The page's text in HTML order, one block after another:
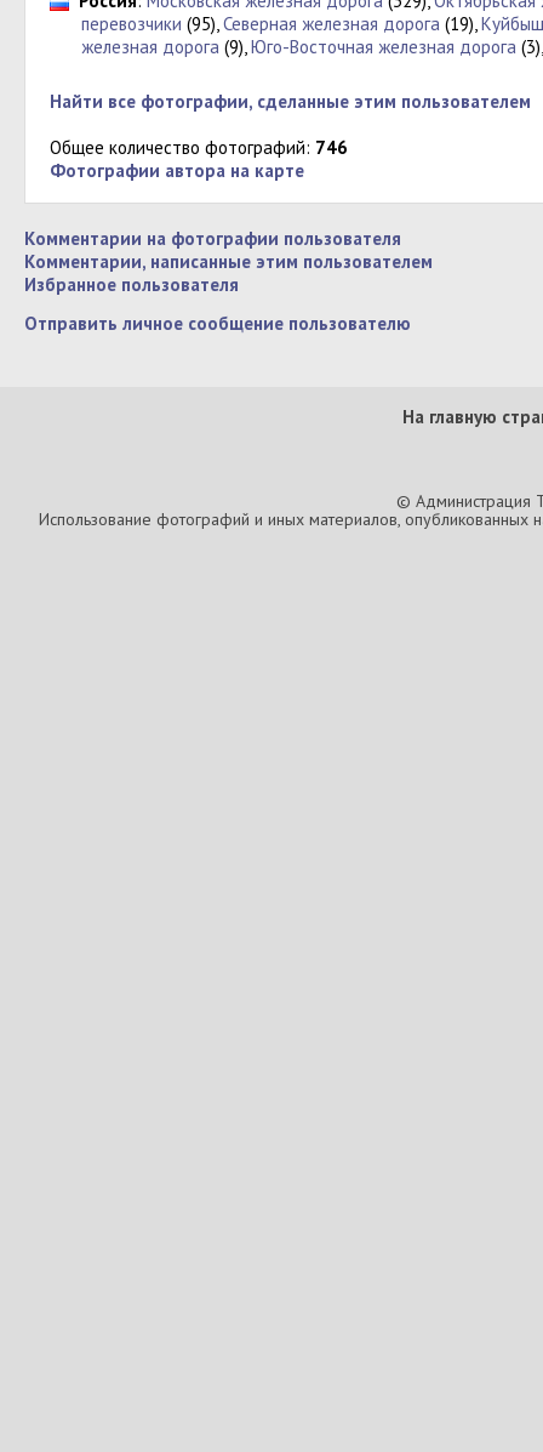
перевозчики (95),Северная железная дорога (19),
железная дорога (9),Юго-Восточная железная дорога
Найти все фотографии, сделанные этим пользователем
Общее количество фотографий: 746
Фотографии автора на карте
Комментарии на фотографии пользователя
Комментарии, написанные этим пользователем
Избранное пользователя
Отправить личное сообщение пользователю
На главную
© Администрация
Использование фотографий и иных материалов, опубликованных